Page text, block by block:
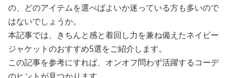
の、どのアイテムを選べばよいか迷っている方も多いので
はないでしょうか。
本記事では、きちんと感と着回し力を兼ね備えたネイビー
ジャケットのおすすめ5選をご紹介します。
この記事を参考にすれば、オンオフ問わず活躍するコーデ